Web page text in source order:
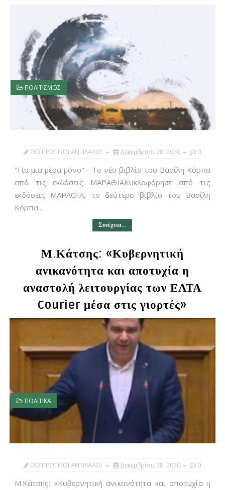
ΠΟΛΙΤΙΣΜΟΣ
ΘΕΣΠΡΩΤΙΚΟΙ ΑΝΤΙΛΑΛΟΙ Δεκεμβρίου 28, 2020 0
"Για μια μέρα μόνο" - Το νέο βιβλίο του Βασίλη Κόρπα
από τις εκδόσεις ΜΑΡΑΘΙΑΚυκλοφόρησε από τις
εκδόσεις ΜΑΡΑΘΙΑ, το δεύτερο βιβλίο του Βασίλη
Κόρπα...
Συνέχεια...
Μ.Κάτσης: «Κυβερνητική
ανικανότητα και αποτυχία η
αναστολή λειτουργίας των ΕΛΤΑ
Courier μέσα στις γιορτές»
ΠΟΛΙΤΙΚΑ
ΘΕΣΠΡΩΤΙΚΟΙ ΑΝΤΙΛΑΛΟΙ Δεκεμβρίου 28, 2020 0
Μ.Κάτσης: «Κυβερνητική ανικανότητα και αποτυχία η